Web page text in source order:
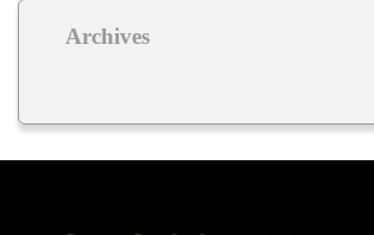
Archives